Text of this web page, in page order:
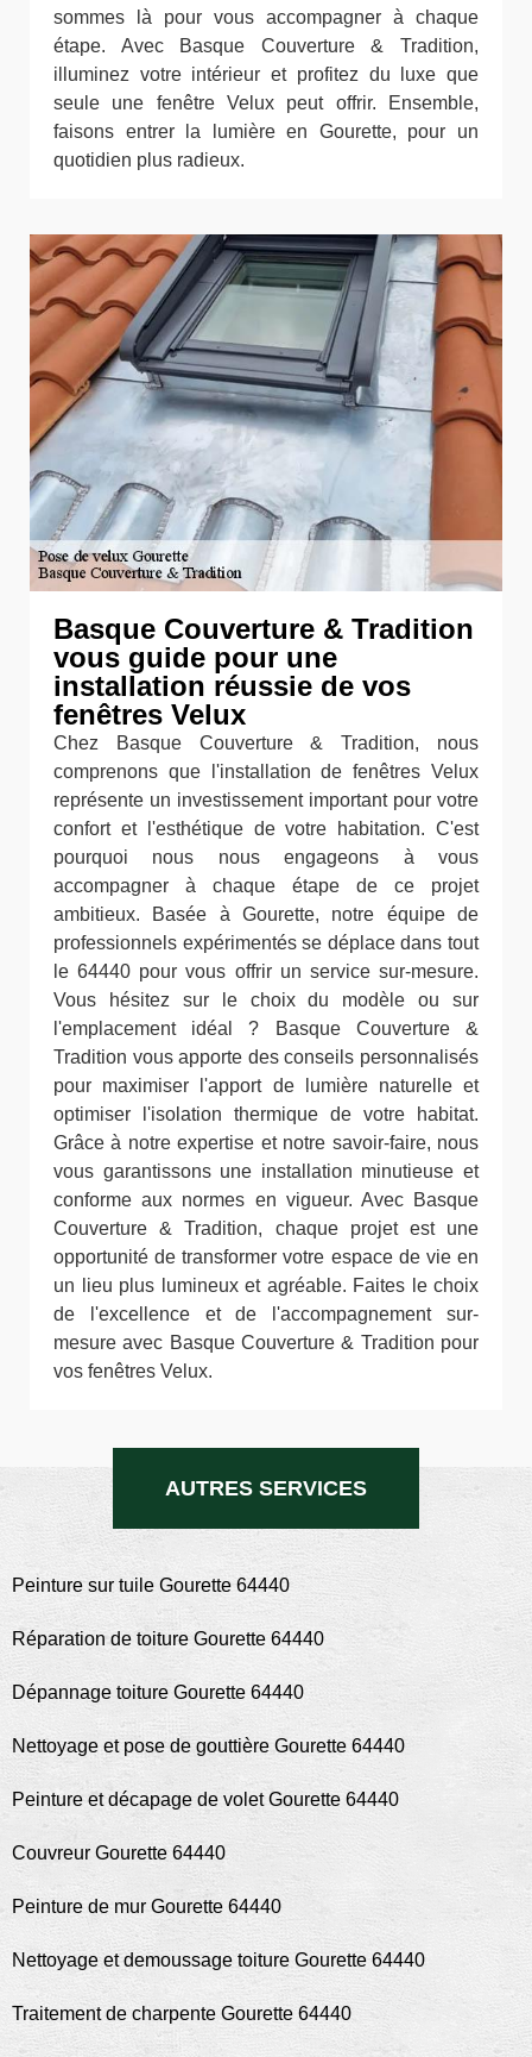
sommes là pour vous accompagner à chaque
étape. Avec Basque Couverture & Tradition,
illuminez votre intérieur et profitez du luxe que
seule une fenêtre Velux peut offrir. Ensemble,
faisons entrer la lumière en Gourette, pour un
quotidien plus radieux.
Basque Couverture & Tradition
vous guide pour une
installation réussie de vos
fenêtres Velux
Chez Basque Couverture & Tradition, nous
comprenons que l'installation de fenêtres Velux
représente un investissement important pour votre
confort et l'esthétique de votre habitation. C'est
pourquoi nous nous engageons à vous
accompagner à chaque étape de ce projet
ambitieux. Basée à Gourette, notre équipe de
professionnels expérimentés se déplace dans tout
le 64440 pour vous offrir un service sur-mesure.
Vous hésitez sur le choix du modèle ou sur
l'emplacement idéal ? Basque Couverture &
Tradition vous apporte des conseils personnalisés
pour maximiser l'apport de lumière naturelle et
optimiser l'isolation thermique de votre habitat.
Grâce à notre expertise et notre savoir-faire, nous
vous garantissons une installation minutieuse et
conforme aux normes en vigueur. Avec Basque
Couverture & Tradition, chaque projet est une
opportunité de transformer votre espace de vie en
un lieu plus lumineux et agréable. Faites le choix
de l'excellence et de l'accompagnement sur-
mesure avec Basque Couverture & Tradition pour
vos fenêtres Velux.
AUTRES SERVICES
Peinture sur tuile Gourette 64440
Réparation de toiture Gourette 64440
Dépannage toiture Gourette 64440
Nettoyage et pose de gouttière Gourette 64440
Peinture et décapage de volet Gourette 64440
Couvreur Gourette 64440
Peinture de mur Gourette 64440
Nettoyage et demoussage toiture Gourette 64440
Traitement de charpente Gourette 64440